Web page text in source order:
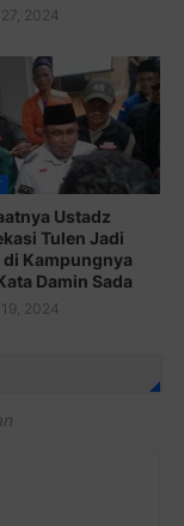
2024
Ustadz
Tulen Jadi
Kampungnya
Damin Sada
2024